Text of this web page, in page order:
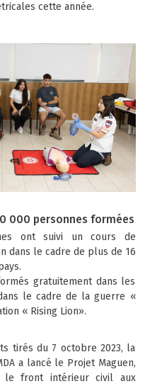
cette année.
000 personnes formées
ont suivi un cours de
dans le cadre de plus de 16
gratuitement dans les
le cadre de la guerre «
« Rising Lion».
tirés du 7 octobre 2023, la
a lancé le Projet Maguen,
le front intérieur civil aux